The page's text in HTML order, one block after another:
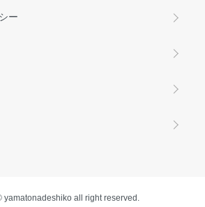
ー
yamatonadeshiko all right reserved.